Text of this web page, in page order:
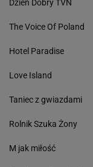
Dzień Dobry TVN
The Voice Of Poland
Hotel Paradise
Love Island
Taniec z gwiazdami
Rolnik Szuka Żony
M jak miłość